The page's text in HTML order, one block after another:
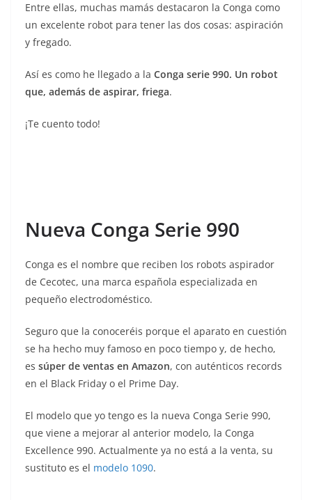
Entre ellas, muchas mamás destacaron la Conga como
un excelente robot para tener las dos cosas: aspiración
y fregado.
Así es como he llegado a la Conga serie 990. Un robot
que, además de aspirar, friega.
¡Te cuento todo!
Nueva Conga Serie 990
Conga es el nombre que reciben los robots aspirador
de Cecotec, una marca española especializada en
pequeño electrodoméstico.
Seguro que la conoceréis porque el aparato en cuestión
se ha hecho muy famoso en poco tiempo y, de hecho,
es súper de ventas en Amazon, con auténticos records
en el Black Friday o el Prime Day.
El modelo que yo tengo es la nueva Conga Serie 990,
que viene a mejorar al anterior modelo, la Conga
Excellence 990. Actualmente ya no está a la venta, su
sustituto es el modelo 1090.